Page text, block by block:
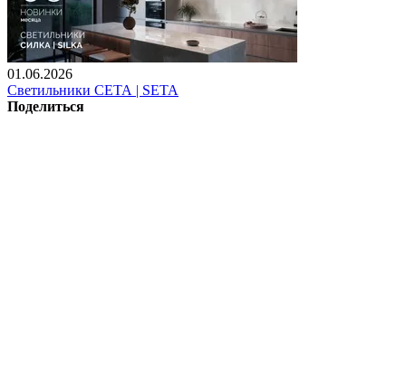
01.06.2026
Светильники СЕТА | SETA
Поделиться